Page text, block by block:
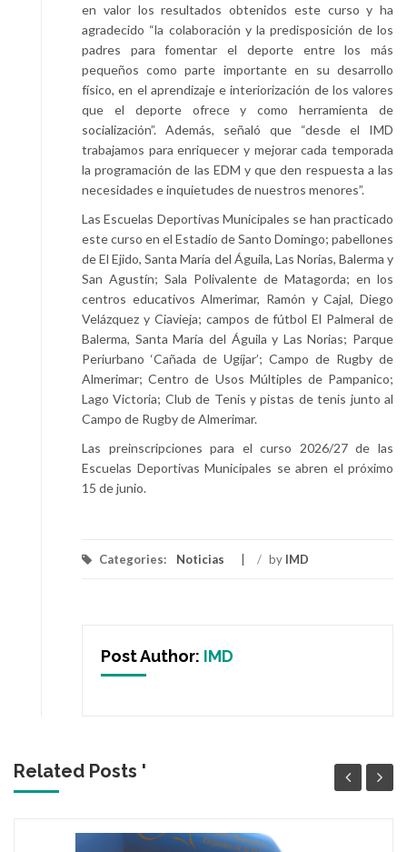
en valor los resultados obtenidos este curso y ha
agradecido “la colaboración y la predisposición de los
padres para fomentar el deporte entre los más
pequeños como parte importante en su desarrollo
físico, en el aprendizaje e interiorización de los valores
que el deporte ofrece y como herramienta de
socialización”. Además, señaló que “desde el IMD
trabajamos para enriquecer y mejorar cada temporada
la programación de las EDM y que den respuesta a las
necesidades e inquietudes de nuestros menores”.
Las Escuelas Deportivas Municipales se han practicado
este curso en el Estadio de Santo Domingo; pabellones
de El Ejido, Santa María del Águila, Las Norias, Balerma y
San Agustín; Sala Polivalente de Matagorda; en los
centros educativos Almerimar, Ramón y Cajal, Diego
Velázquez y Ciavieja; campos de fútbol El Palmeral de
Balerma, Santa María del Águila y Las Norias; Parque
Periurbano ‘Cañada de Ugíjar’; Campo de Rugby de
Almerimar; Centro de Usos Múltiples de Pampanico;
Lago Victoria; Club de Tenis y pistas de tenis junto al
Campo de Rugby de Almerimar.
Las preinscripciones para el curso 2026/27 de las
Escuelas Deportivas Municipales se abren el próximo
15 de junio.
Categories: Noticias / by IMD
Post Author: IMD
Related Posts '